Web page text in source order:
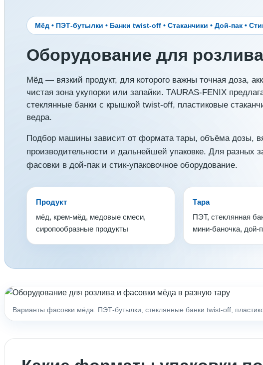
Мёд • ПЭТ-бутылки • Банки twist-off • Стаканчики • Дой-пак •
Оборудование для
Мёд — вязкий продукт, для которого важны точная доза,
чистая зона укупорки или запайки. TAURAS-FENIX
стеклянные банки с крышкой twist-off, пластиковые
ведра.
Подбор машины зависит от формата тары, объёма дозы,
производительности и дальнейшей упаковке. Для
фасовки в дой-пак и стик-упаковочное оборудование.
Продукт
мёд, крем-мёд, медовые смеси,
сиропообразные продукты
Тара
ПЭТ, стеклянная
мини-баночка, дой-
Варианты фасовки мёда: ПЭТ-бутылки, стеклянные банки twist-off,